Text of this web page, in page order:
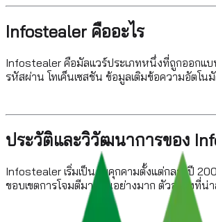
Infostealer คืออะไร
Infostealer คือมัลแวร์ประเภทหนึ่งที่ถูกออกแบ
รหัสผ่าน โทเค็นเซสชัน ข้อมูลเติมข้อความอัตโน
ประวัติและวิวัฒนาการของ
Infostealer เริ่มเป็นภัยคุกคามตั้งแต่กลางปี
ขอบเขตการโจมตีมากขึ้นอย่างมาก ตัวอย่างที่